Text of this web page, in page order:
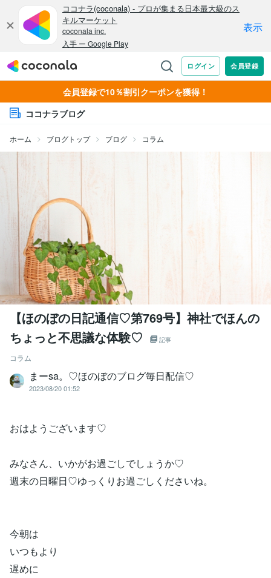
会員登録で10％割引クーポンを獲得！
ココナラブログ
ホーム ブログトップ ブログ コラム
【ほのぼの日記通信♡第769号】神社でほんの
ちょっと不思議な体験♡
記事
コラム
まーsa。♡ほのぼのブログ毎日配信♡
2023/08/20 01:52
おはようございます♡
みなさん、いかがお過ごしでしょうか♡
週末の日曜日♡ゆっくりお過ごしくださいね。
今朝は
いつもより
遅めに